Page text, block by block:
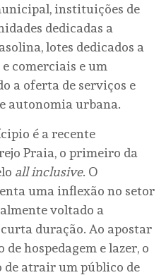
instituições de
dedicadas a
lotes dedicados a
comerciais e um
a oferta de serviços e
autonomia urbana.
é a recente
Praia, o primeiro da
all inclusive. O
uma inflexão no setor
voltado a
duração. Ao apostar
hospedagem e lazer, o
atrair um público de